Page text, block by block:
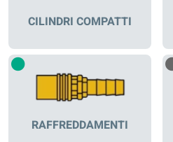
CILINDRI COMPATTI
RAFFREDDAMENTI